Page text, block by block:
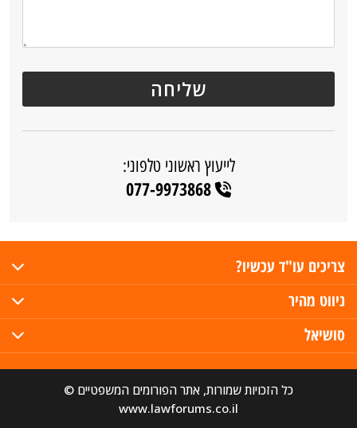
לייעוץ ראשוני טלפוני:
077-9973868
צריכים עו"ד עכשיו?
ניווט מהיר
סושיאל
כל הזכויות שמורות, אתר הפורומים המשפטיים ©
www.lawforums.co.il